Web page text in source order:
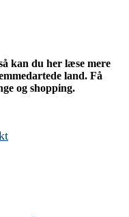
kan du her læse mere
land. Få
og shopping.